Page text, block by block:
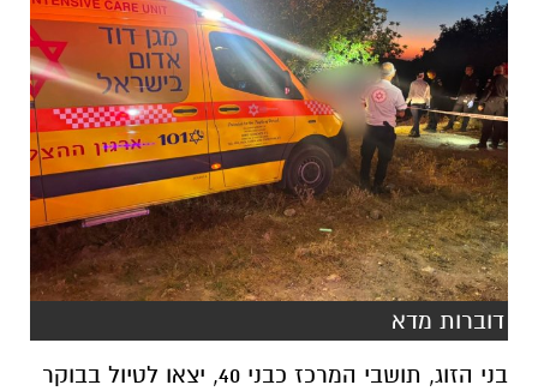
דוברות מדא
בני הזוג, תושבי המרכז כבני 40, יצאו לטיול בבוקר